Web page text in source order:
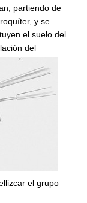
partiendo de
y se
el suelo del
del
el grupo